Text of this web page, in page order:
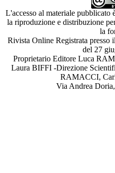
L'accesso al materiale pubblicato
la riproduzione e distribuzione
la
Rivista Online Registrata
del 27
Proprietario Editore Luca
Laura BIFFI -Direzione
RAMACCI,
Via Andrea